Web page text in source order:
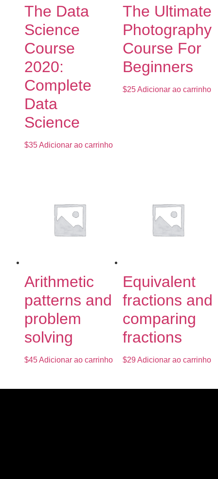
The Data
Science
Course
2020:
Complete
Data
Science
$35Adicionar ao carrinho
The Ultimate
Photography
Course For
Beginners
$25Adicionar ao carrinho
Arithmetic
patterns and
problem
solving
$45Adicionar ao carrinho
Equivalent
fractions and
comparing
fractions
$29Adicionar ao carrinho